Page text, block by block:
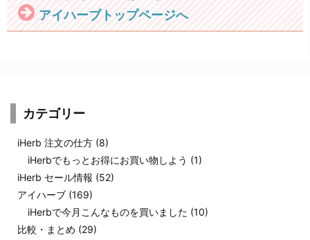
アイハーブトップページへ
カテゴリー
iHerb 注文の仕方 (8)
iHerbでもっとお得にお買い物しよう (1)
iHerb セール情報 (52)
アイハーブ (169)
iHerbで今月こんなものを買いました (10)
比較・まとめ (29)